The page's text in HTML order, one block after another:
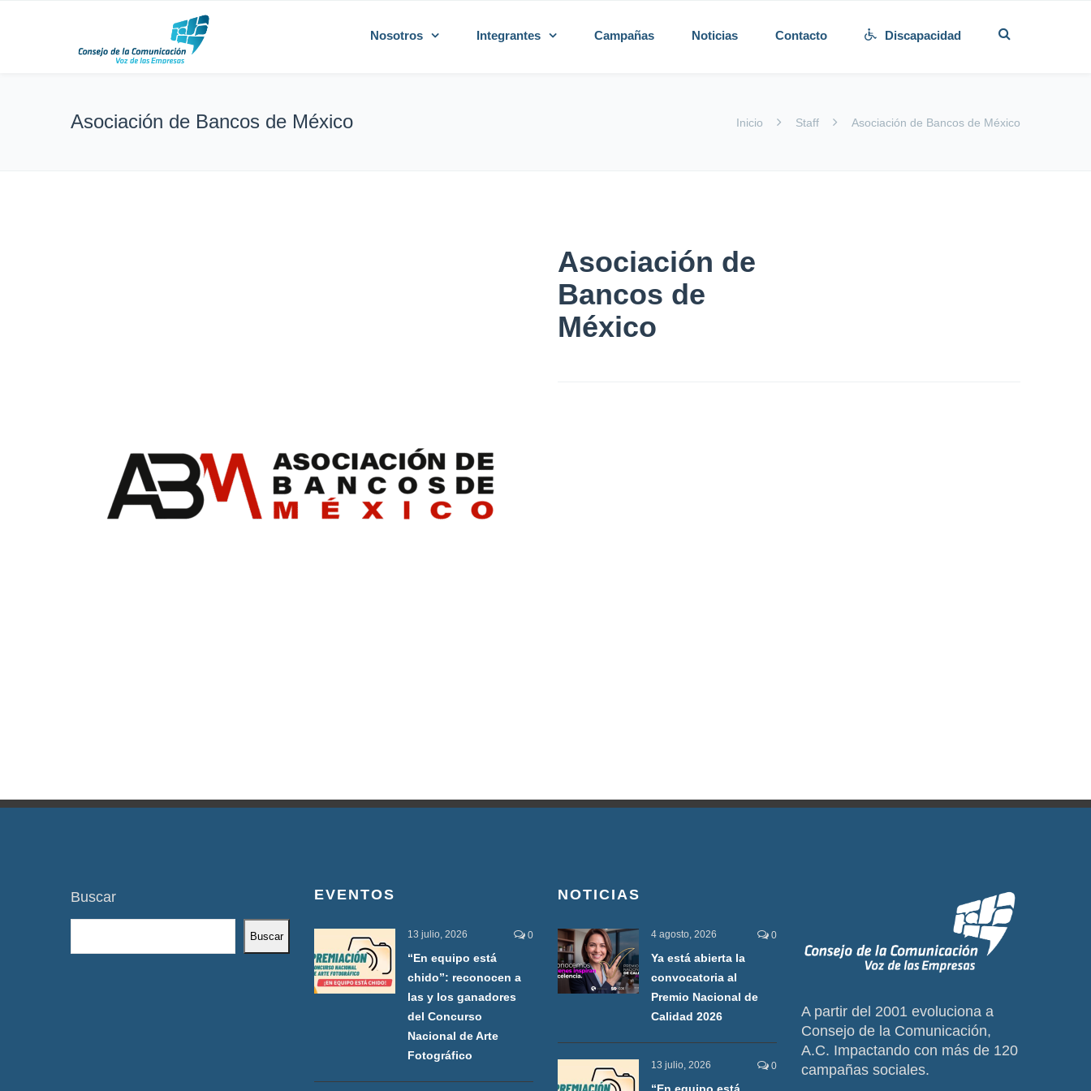
Nosotros Integrantes Campañas Noticias Contacto Discapacidad
Asociación de Bancos de México Inicio Staff Asociación de Bancos de México
Asociación de
Bancos de
México
Buscar
Buscar
EVENTOS
13 julio, 2026 0
“En equipo está
chido”: reconocen a
las y los ganadores
del Concurso
Nacional de Arte
Fotográfico
NOTICIAS
4 agosto, 2026 0
Ya está abierta la
convocatoria al
Premio Nacional de
Calidad 2026
13 julio, 2026 0
A partir del 2001 evoluciona a
Consejo de la Comunicación,
A.C. Impactando con más de 120
campañas sociales.